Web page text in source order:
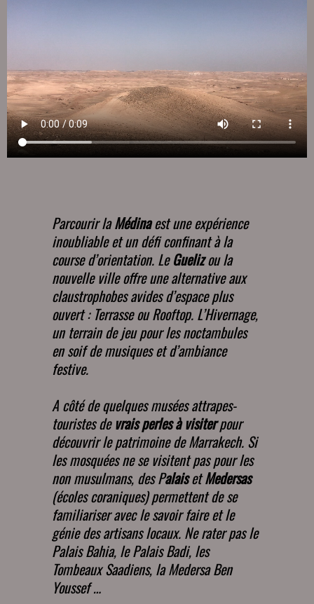
Parcourir laMédinaest une expérience
inoubliable et un défi confinant à la
course d’orientation. LeGuelizou la
nouvelle ville offre une alternative aux
claustrophobes avides d’espace plus
ouvert : Terrasse ou Rooftop. L’Hivernage,
un terrain de jeu pour les noctambules
en soif de musiques et d’ambiance
festive.
A côté de quelques musées attrapes-
touristes devrais perles à visiterpour
découvrir le patrimoine de Marrakech. Si
les mosquées ne se visitent pas pour les
non musulmans, des PalaisetMedersas
(écoles coraniques) permettent de se
familiariser avec le savoir faire et le
génie des artisans locaux. Ne rater pas le
Palais Bahia, le Palais Badi, les
Tombeaux Saadiens, la Medersa Ben
Youssef …